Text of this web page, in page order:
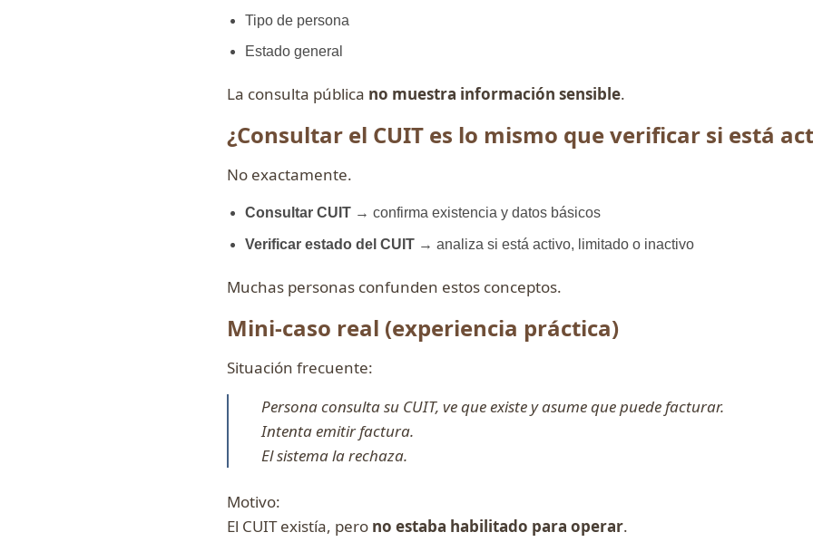
Tipo de persona
Estado general
La consulta pública no muestra información sensible.
¿Consultar el CUIT es lo mismo que verificar si está
No exactamente.
Consultar CUIT → confirma existencia y datos básicos
Verificar estado del CUIT → analiza si está activo, limitado o inactivo
Muchas personas confunden estos conceptos.
Mini-caso real (experiencia práctica)
Situación frecuente:
Persona consulta su CUIT, ve que existe y asume que puede facturar.
Intenta emitir factura.
El sistema la rechaza.
Motivo:
El CUIT existía, pero no estaba habilitado para operar.